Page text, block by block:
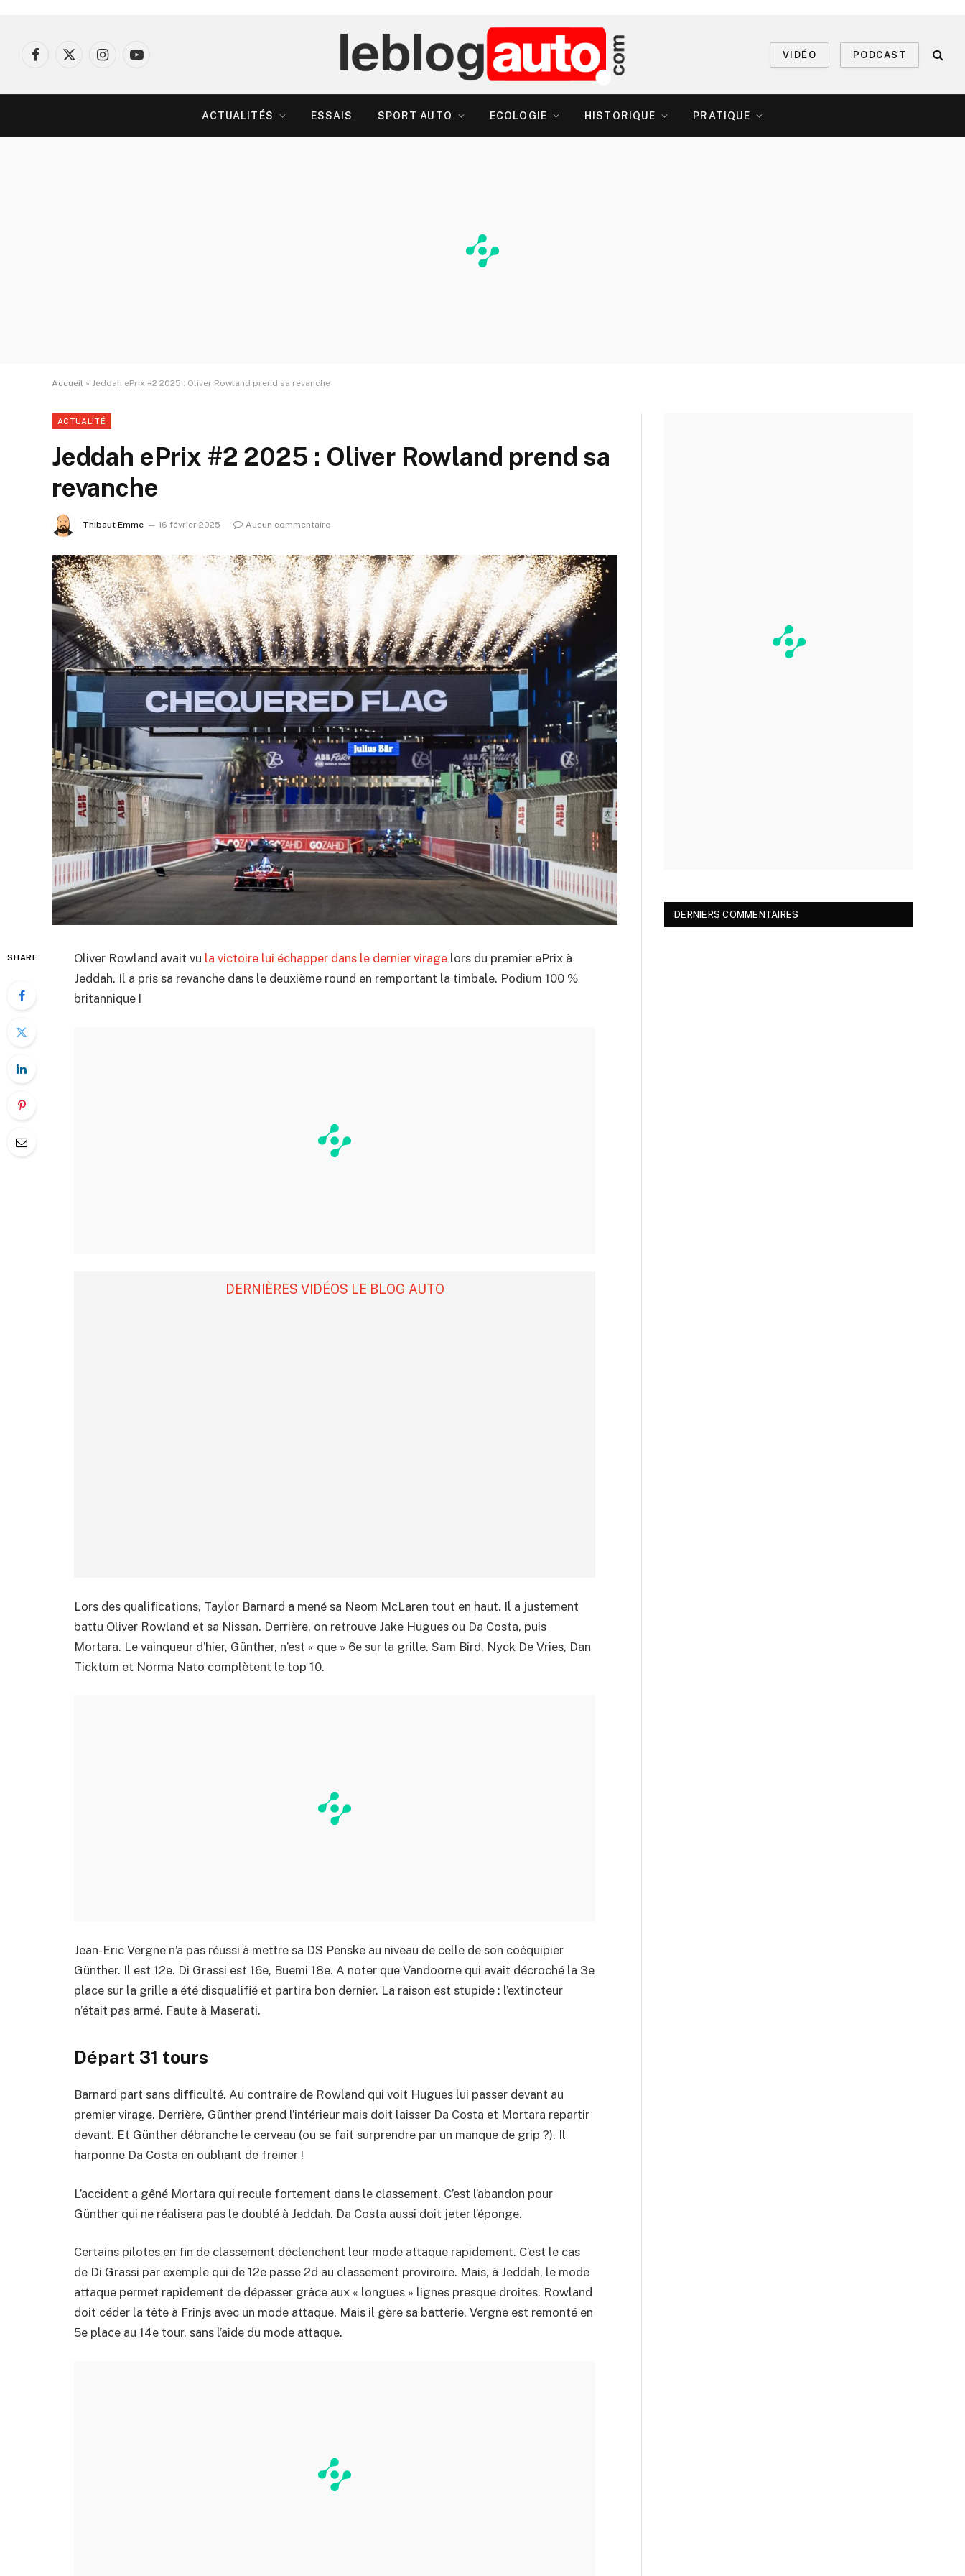
Facebook
X
InstagramYouTube
VIDÉO PODCAST
ACTUALITÉS ESSAIS SPORT AUTO ECOLOGIE HISTORIQUE PRATIQUE
Accueil » Jeddah ePrix #2 2025 : Oliver Rowland prend sa revanche
ACTUALITÉ
Jeddah ePrix #2 2025 : Oliver Rowland prend sa
revanche
Thibaut Emme 16 février 2025 Aucun commentaire
SHARE Oliver Rowland avait vu la victoire lui échapper dans le dernier virage lors du premier ePrix à
Jeddah. Il a pris sa revanche dans le deuxième round en remportant la timbale. Podium 100 %
britannique !
DERNIÈRES VIDÉOS LE BLOG AUTO
Lors des qualifications, Taylor Barnard a mené sa Neom McLaren tout en haut. Il a justement
battu Oliver Rowland et sa Nissan. Derrière, on retrouve Jake Hugues ou Da Costa, puis
Mortara. Le vainqueur d’hier, Günther, n’est « que » 6e sur la grille. Sam Bird, Nyck De Vries, Dan
Ticktum et Norma Nato complètent le top 10.
Jean-Eric Vergne n’a pas réussi à mettre sa DS Penske au niveau de celle de son coéquipier
Günther. Il est 12e. Di Grassi est 16e, Buemi 18e. A noter que Vandoorne qui avait décroché la 3e
place sur la grille a été disqualifié et partira bon dernier. La raison est stupide : l’extincteur
n’était pas armé. Faute à Maserati.
Départ 31 tours
Barnard part sans difficulté. Au contraire de Rowland qui voit Hugues lui passer devant au
premier virage. Derrière, Günther prend l’intérieur mais doit laisser Da Costa et Mortara repartir
devant. Et Günther débranche le cerveau (ou se fait surprendre par un manque de grip ?). Il
harponne Da Costa en oubliant de freiner !
L’accident a gêné Mortara qui recule fortement dans le classement. C’est l’abandon pour
Günther qui ne réalisera pas le doublé à Jeddah. Da Costa aussi doit jeter l’éponge.
Certains pilotes en fin de classement déclenchent leur mode attaque rapidement. C’est le cas
de Di Grassi par exemple qui de 12e passe 2d au classement proviroire. Mais, à Jeddah, le mode
attaque permet rapidement de dépasser grâce aux « longues » lignes presque droites. Rowland
doit céder la tête à Frinjs avec un mode attaque. Mais il gère sa batterie. Vergne est remonté en
5e place au 14e tour, sans l’aide du mode attaque.
DERNIERS COMMENTAIRES